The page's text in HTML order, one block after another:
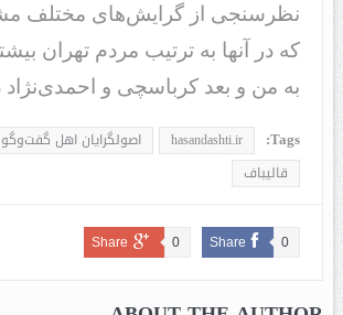
نظرسنجی از گرایش‌های مختلف
که در آنها به ترتیب مردم تهران
به من و بعد کرباسچی و احمدی‌نژاد
Tags:
hasandashti.ir
اصولگرایان اهل
قالیباف
Share 0
Share 0